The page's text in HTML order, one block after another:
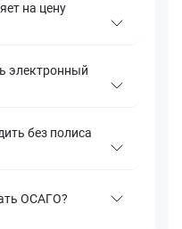
на цену
электронный
без полиса
ОСАГО?